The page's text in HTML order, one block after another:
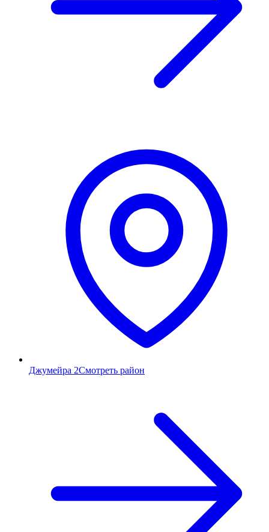
Джумейра 2Смотреть район